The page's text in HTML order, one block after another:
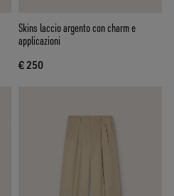
Skins laccio argento con charm e
applicazioni
€ 250